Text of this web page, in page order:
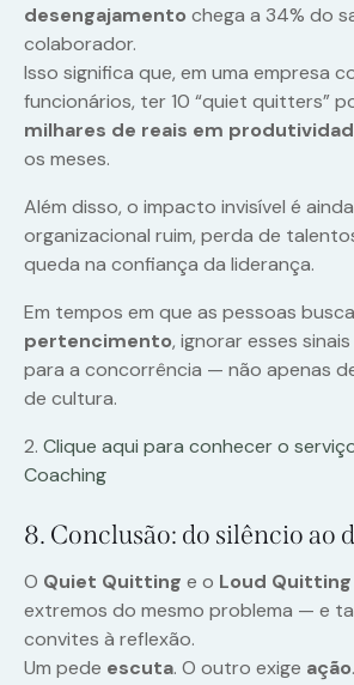
desengajamento chega a 34% do
colaborador.
Isso significa que, em uma empresa
funcionários, ter 10 “quiet quitters”
milhares de reais em
os meses.
Além disso, o impacto invisível é
organizacional ruim, perda de
queda na confiança da liderança.
Em tempos em que as pessoas
pertencimento, ignorar esses
para a concorrência — não apenas
de cultura.
2. Clique aqui para conhecer o
Coaching
8. Conclusão: do silêncio ao
O Quiet Quitting e o Loud Quitting
extremos do mesmo problema — e
convites à reflexão.
Um pede escuta. O outro exige ação.